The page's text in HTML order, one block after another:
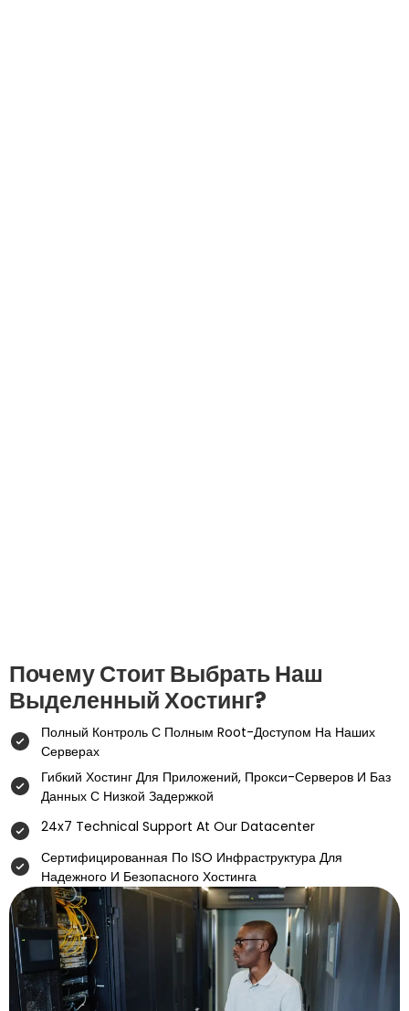
Почему Стоит Выбрать Наш
Выделенный Хостинг?
Полный Контроль С Полным Root-Доступом На Наших
Серверах
Гибкий Хостинг Для Приложений, Прокси-Серверов И Баз
Данных С Низкой Задержкой
24x7 Technical Support At Our Datacenter
Сертифицированная По ISO Инфраструктура Для
Надежного И Безопасного Хостинга